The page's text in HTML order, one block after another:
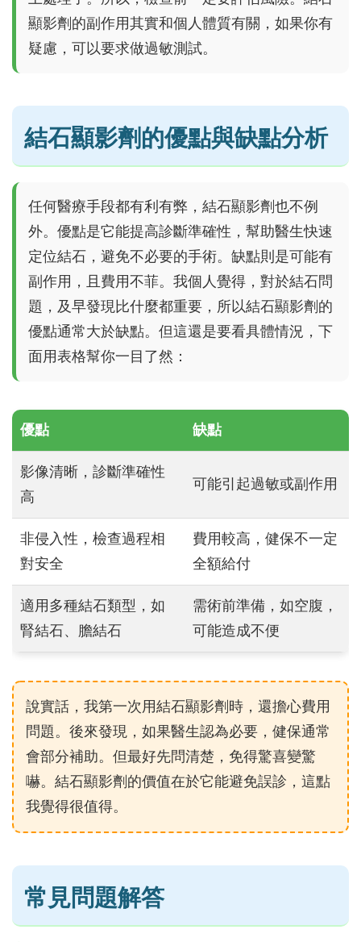
顯影劑的副作用其實和個人體質有關，如果你有
疑慮，可以要求做過敏測試。
結石顯影劑的優點與缺點分析
任何醫療手段都有利有弊，結石顯影劑也不例
外。優點是它能提高診斷準確性，幫助醫生快速
定位結石，避免不必要的手術。缺點則是可能有
副作用，且費用不菲。我個人覺得，對於結石問
題，及早發現比什麼都重要，所以結石顯影劑的
優點通常大於缺點。但這還是要看具體情況，下
面用表格幫你一目了然：
優點 缺點
影像清晰，診斷準確性
高
可能引起過敏或副作用
非侵入性，檢查過程相
對安全
費用較高，健保不一定
全額給付
適用多種結石類型，如
腎結石、膽結石
需術前準備，如空腹，
可能造成不便
說實話，我第一次用結石顯影劑時，還擔心費用
問題。後來發現，如果醫生認為必要，健保通常
會部分補助。但最好先問清楚，免得驚喜變驚
嚇。結石顯影劑的價值在於它能避免誤診，這點
我覺得很值得。
常見問題解答